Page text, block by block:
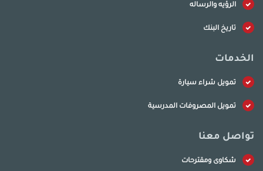
الرؤيه والرساله
تاريخ البنك
الخدمات
تمويل شراء سيارة
تمويل المصروفات المدرسية
تواصل معنا
شكاوى ومقترحات